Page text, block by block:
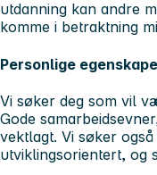
utdanning kan andre
komme i betraktning
Personlige
Vi søker deg som vil
Gode
vektlagt. Vi søker
utviklingsorientert, og